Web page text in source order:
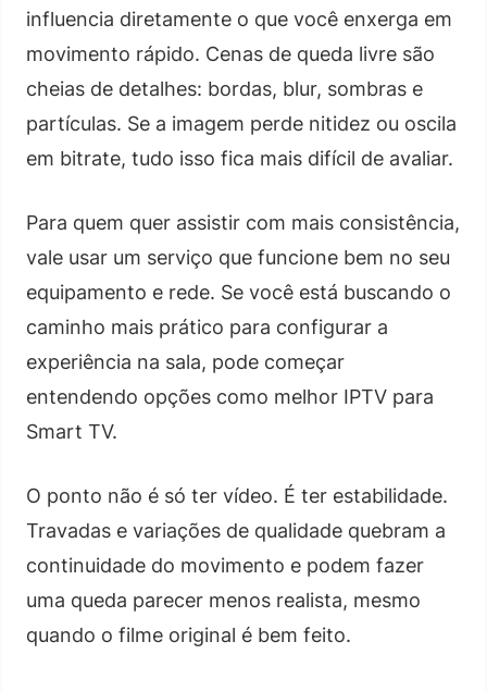
influencia diretamente o que você enxerga em
movimento rápido. Cenas de queda livre são
cheias de detalhes: bordas, blur, sombras e
partículas. Se a imagem perde nitidez ou oscila
em bitrate, tudo isso fica mais difícil de avaliar.
Para quem quer assistir com mais consistência,
vale usar um serviço que funcione bem no seu
equipamento e rede. Se você está buscando o
caminho mais prático para configurar a
experiência na sala, pode começar
entendendo opções como melhor IPTV para
Smart TV.
O ponto não é só ter vídeo. É ter estabilidade.
Travadas e variações de qualidade quebram a
continuidade do movimento e podem fazer
uma queda parecer menos realista, mesmo
quando o filme original é bem feito.